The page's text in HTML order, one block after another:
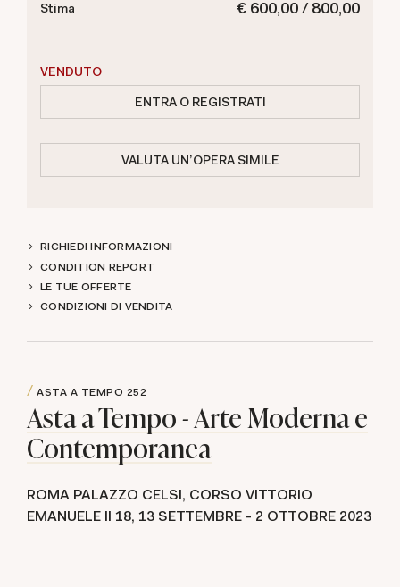
€ 600,00 / 800,00
Stima
VENDUTO
ENTRA O REGISTRATI
VALUTA UN'OPERA SIMILE
RICHIEDI INFORMAZIONI
CONDITION REPORT
LE TUE OFFERTE
CONDIZIONI DI VENDITA
ASTA A TEMPO 252
Asta a Tempo - Arte Moderna e
Contemporanea
ROMA PALAZZO CELSI, CORSO VITTORIO
EMANUELE II 18, 13 SETTEMBRE - 2 OTTOBRE 2023